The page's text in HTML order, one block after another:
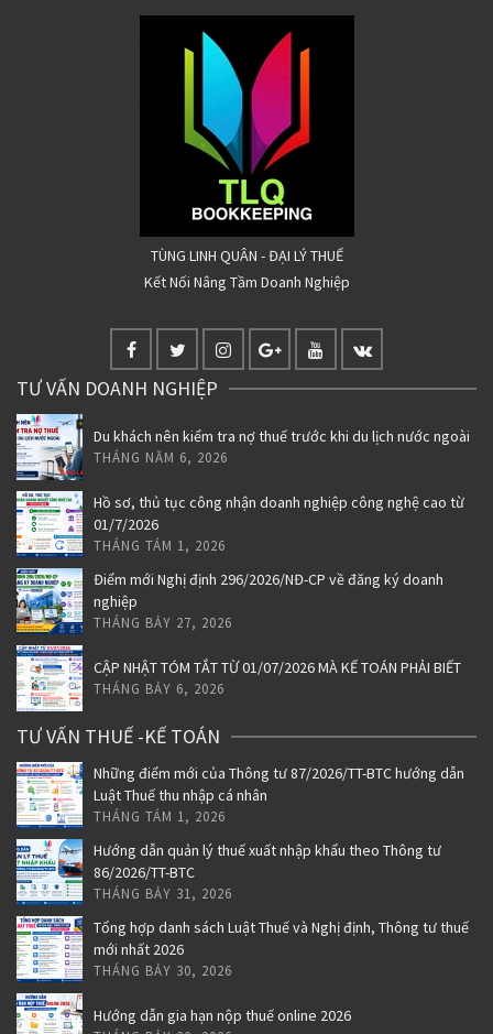
TÙNG LINH QUÂN - ĐẠI LÝ THUẾ
Kết Nối Nâng Tầm Doanh Nghiệp
TƯ VẤN DOANH NGHIỆP
Du khách nên kiểm tra nợ thuế trước khi du lịch nước ngoài
THÁNG NĂM 6, 2026
Hồ sơ, thủ tục công nhận doanh nghiệp công nghệ cao từ
01/7/2026
THÁNG TÁM 1, 2026
Điểm mới Nghị định 296/2026/NĐ-CP về đăng ký doanh
nghiệp
THÁNG BẢY 27, 2026
CẬP NHẬT TÓM TẮT TỪ 01/07/2026 MÀ KẾ TOÁN PHẢI BIẾT
THÁNG BẢY 6, 2026
TƯ VẤN THUẾ -KẾ TOÁN
Những điểm mới của Thông tư 87/2026/TT-BTC hướng dẫn
Luật Thuế thu nhập cá nhân
THÁNG TÁM 1, 2026
Hướng dẫn quản lý thuế xuất nhập khẩu theo Thông tư
86/2026/TT-BTC
THÁNG BẢY 31, 2026
Tổng hợp danh sách Luật Thuế và Nghị định, Thông tư thuế
mới nhất 2026
THÁNG BẢY 30, 2026
Hướng dẫn gia hạn nộp thuế online 2026